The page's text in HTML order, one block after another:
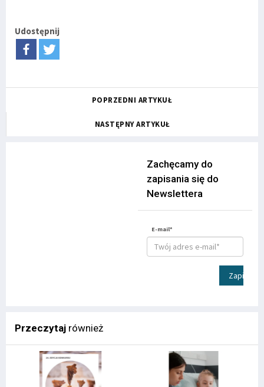
Udostępnij
POPRZEDNI ARTYKUŁ
NASTĘPNY ARTYKUŁ
Zachęcamy do
zapisania się do
Newslettera
E-mail*
Zapisz
Przeczytaj również